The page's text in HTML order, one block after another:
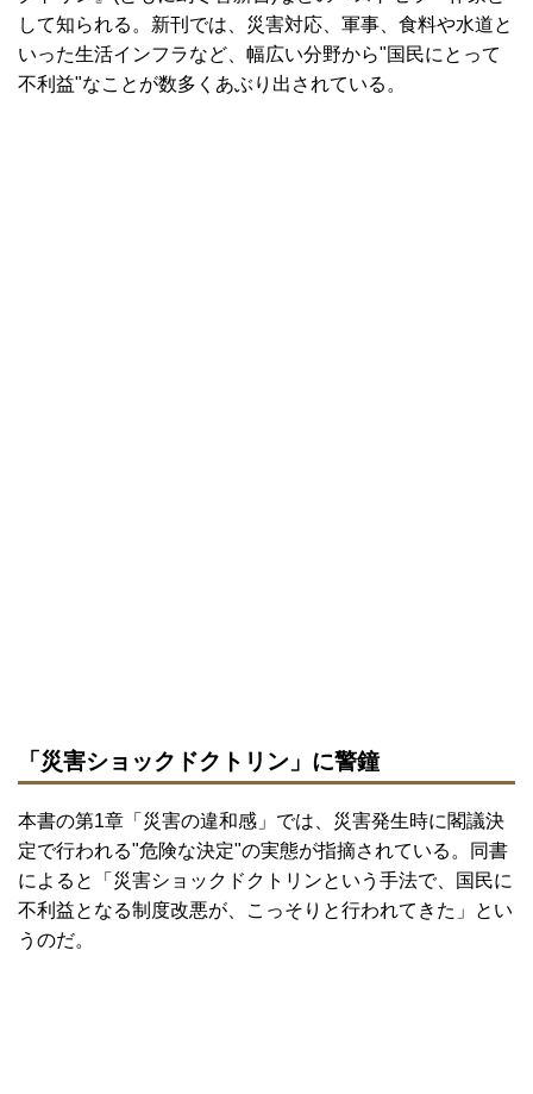
して知られる。新刊では、災害対応、軍事、食料や水道と
いった生活インフラなど、幅広い分野から"国民にとって
不利益"なことが数多くあぶり出されている。
「災害ショックドクトリン」に警鐘
本書の第1章「災害の違和感」では、災害発生時に閣議決
定で行われる"危険な決定"の実態が指摘されている。同書
によると「災害ショックドクトリンという手法で、国民に
不利益となる制度改悪が、こっそりと行われてきた」とい
うのだ。